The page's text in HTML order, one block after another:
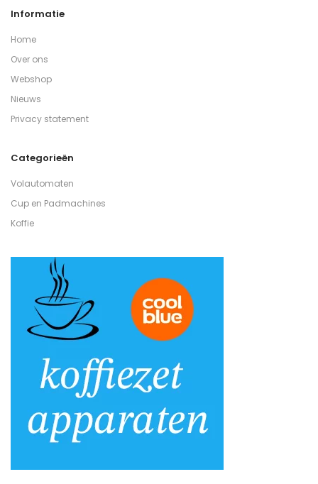
Informatie
Home
Over ons
Webshop
Nieuws
Privacy statement
Categorieën
Volautomaten
Cup en Padmachines
Koffie